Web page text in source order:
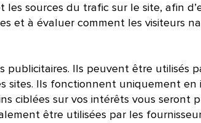
sources du trafic sur le site, afin
et à évaluer comment les visiteurs
Ils peuvent être utilisés
sites. Ils fonctionnent uniquement
ciblées sur vos intérêts vous seront
être utilisées par les